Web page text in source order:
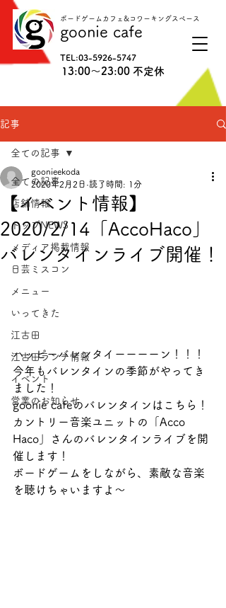
ボードゲームカフェ&コワーキングスペース
goonie cafe
TEL:03-5926-5747
13:00〜23:00 不定休
記事
全ての記事
店舗情報
トップNEWS
メディア掲載情報
日芸ミスコン
メニュー
いってきた
江古田
江古田ランチ情報
イベント
営業のお知らせ
全ての記事
【イベント情報】
2020/2/14「AccoHaco」
バレンタインライブ開催！
goonieekoda
2020年2月2日 読了時間: 1分
ハッピーバレンタイーーーーン！！！
今年もバレンタインの季節がやってき
ました！
goonie cafeのバレンタインはこちら！
カントリー音楽ユニットの「Acco
Haco」さんのバレンタインライブを開
催します！
ボードゲームをしながら、素敵な音楽
を聴けちゃいますよ〜